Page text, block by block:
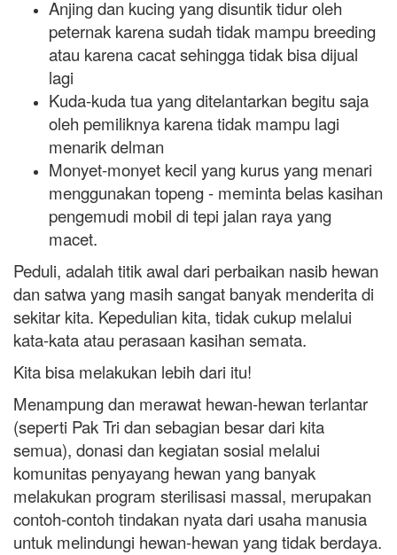
Anjing dan kucing yang disuntik tidur oleh
peternak karena sudah tidak mampu breeding
atau karena cacat sehingga tidak bisa dijual
lagi
Kuda-kuda tua yang ditelantarkan begitu saja
oleh pemiliknya karena tidak mampu lagi
menarik delman
Monyet-monyet kecil yang kurus yang menari
menggunakan topeng - meminta belas kasihan
pengemudi mobil di tepi jalan raya yang
macet.
Peduli, adalah titik awal dari perbaikan nasib hewan
dan satwa yang masih sangat banyak menderita di
sekitar kita. Kepedulian kita, tidak cukup melalui
kata-kata atau perasaan kasihan semata.
Kita bisa melakukan lebih dari itu!
Menampung dan merawat hewan-hewan terlantar
(seperti Pak Tri dan sebagian besar dari kita
semua), donasi dan kegiatan sosial melalui
komunitas penyayang hewan yang banyak
melakukan program sterilisasi massal, merupakan
contoh-contoh tindakan nyata dari usaha manusia
untuk melindungi hewan-hewan yang tidak berdaya.